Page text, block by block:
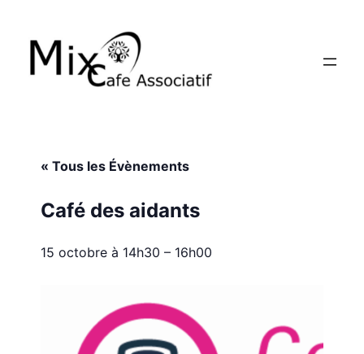
« Tous les Évènements
Café des aidants
15 octobre à 14h30 – 16h00